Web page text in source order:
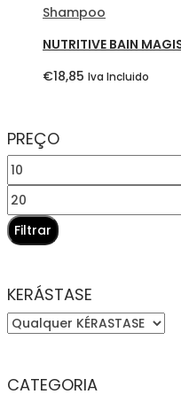
Shampoo
NUTRITIVE BAIN
€18,85 Iva Incluido
PREÇO
Preço
mínimo
Preço
máximo
Filtrar
KERÁSTASE
CATEGORIA